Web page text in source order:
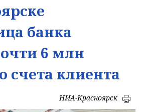
банка
6 млн
счета клиента
НИА-Красноярск